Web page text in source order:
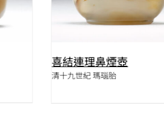
喜結連理鼻煙壺
清十九世紀 瑪瑙胎